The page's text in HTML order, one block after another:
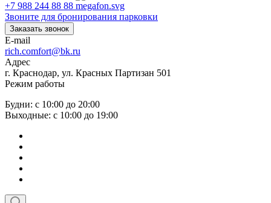
+7 988 244 88 88
Звоните для бронирования парковки
Заказать звонок
E-mail
rich.comfort@bk.ru
Адрес
г. Краснодар, ул. Красных Партизан 501
Режим работы
Будни: с 10:00 до 20:00
Выходные: с 10:00 до 19:00